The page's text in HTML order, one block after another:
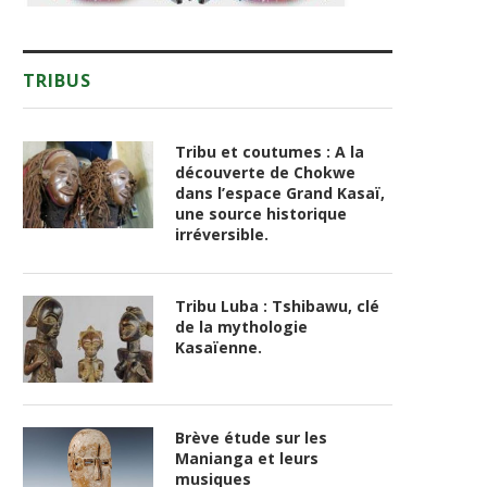
TRIBUS
Tribu et coutumes : A la
découverte de Chokwe
dans l’espace Grand Kasaï,
une source historique
irréversible.
Tribu Luba : Tshibawu, clé
de la mythologie
Kasaïenne.
Brève étude sur les
Manianga et leurs
musiques